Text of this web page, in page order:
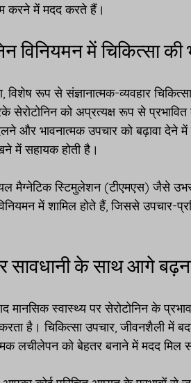
करने में मदद करते हैं।
विनियमन में चिकित्सा की
विशेष रूप से संज्ञानात्मक-व्यवहार
सेरोटोनिन को अप्रत्यक्ष रूप से
और भावनात्मक उपचार को बढ़ावा
में सहायक होती है।
मैग्नेटिक स्टिमुलेशन (टीएमएस) जैसे
में शामिल होते हैं, जिससे उपचार-
सावधानी के साथ आगे
मानसिक स्वास्थ्य पर सेरोटोनिन के
है। चिकित्सा उपचार, जीवनशैली में
लचीलेपन को बेहतर बनाने में मदद मिल